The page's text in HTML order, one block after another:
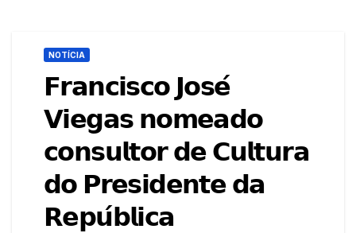
NOTÍCIA
𝗙𝗿𝗮𝗻𝗰𝗶𝘀𝗰𝗼 𝗝𝗼𝘀𝗲́
𝗩𝗶𝗲𝗴𝗮𝘀 𝗻𝗼𝗺𝗲𝗮𝗱𝗼
𝗰𝗼𝗻𝘀𝘂𝗹𝘁𝗼𝗿 𝗱𝗲 𝗖𝘂𝗹𝘁𝘂𝗿𝗮
𝗱𝗼 𝗣𝗿𝗲𝘀𝗶𝗱𝗲𝗻𝘁𝗲 𝗱𝗮
𝗥𝗲𝗽𝘂́𝗯𝗹𝗶𝗰𝗮